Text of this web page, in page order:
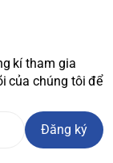
kí tham gia
của chúng tôi để
Đăng ký